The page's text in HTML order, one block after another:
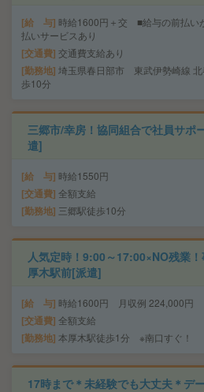
給 与 時給1600円＋交 ■給与の前払い
払いサービスあり
交通費 交通費支給あり
勤務地 埼玉県春日部市 東武伊勢崎線 北
歩10分
三郷市/幸房！協同組合で社員サポ
遣]
給 与 時給1550円
交通費 全額支給
勤務地 三郷駅徒歩10分
人気定時！9:00～17:00×NO残業
厚木駅前[派遣]
給 与 時給1600円 月収例 224,000円
交通費 全額支給
勤務地 本厚木駅徒歩1分 ※南口すぐ！
17時まで＊未経験でも大丈夫＊デ